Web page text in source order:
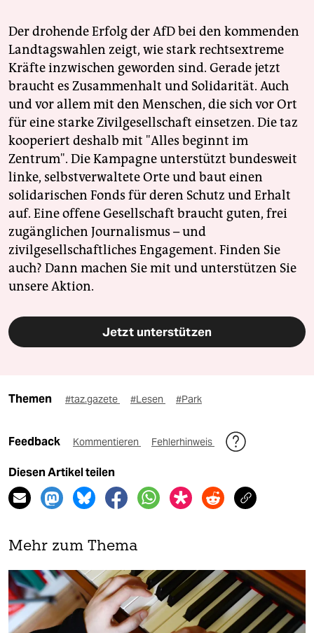
Der drohende Erfolg der AfD bei den kommenden
Landtagswahlen zeigt, wie stark rechtsextreme
Kräfte inzwischen geworden sind. Gerade jetzt
braucht es Zusammenhalt und Solidarität. Auch
und vor allem mit den Menschen, die sich vor Ort
für eine starke Zivilgesellschaft einsetzen. Die taz
kooperiert deshalb mit "Alles beginnt im
Zentrum". Die Kampagne unterstützt bundesweit
linke, selbstverwaltete Orte und baut einen
solidarischen Fonds für deren Schutz und Erhalt
auf. Eine offene Gesellschaft braucht guten, frei
zugänglichen Journalismus – und
zivilgesellschaftliches Engagement. Finden Sie
auch? Dann machen Sie mit und unterstützen Sie
unsere Aktion.
Jetzt unterstützen
Themen #taz.gazete #Lesen #Park
Feedback Kommentieren Fehlerhinweis
Diesen Artikel teilen
Mehr zum Thema